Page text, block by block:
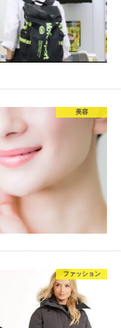
美容
ファッション